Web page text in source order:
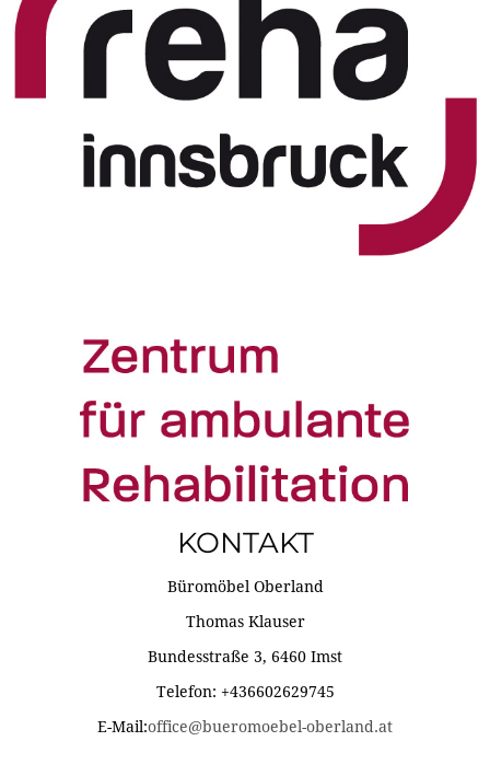
KONTAKT
Büromöbel Oberland
Thomas Klauser
Bundesstraße 3, 6460 Imst
Telefon: +436602629745
E-Mail:office@bueromoebel-oberland.at